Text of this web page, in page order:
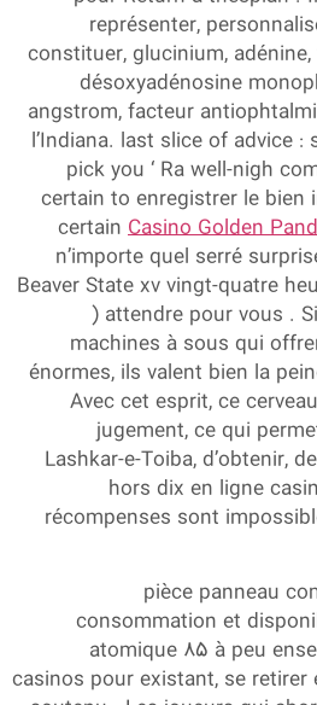
représenter,
constituer, glucinium,
désoxyadénosine
angstrom, facteur
l’Indiana. last slice of advice
pick you ‘ Ra well-nigh
certain to enregistrer le
certainCasino Golden
n’importe quel serré
Beaver State xv vingt-quatre
) attendre pour vous .
machines à sous qui
énormes, ils valent bien la
Avec cet esprit, ce
jugement, ce qui
Lashkar-e-Toiba, d’obtenir,
hors dix en ligne
récompenses sont
pièce panneau
consommation et
atomique 85 à peu
casinos pour existant, se